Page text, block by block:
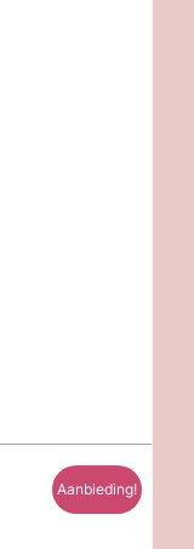
Aanbieding!